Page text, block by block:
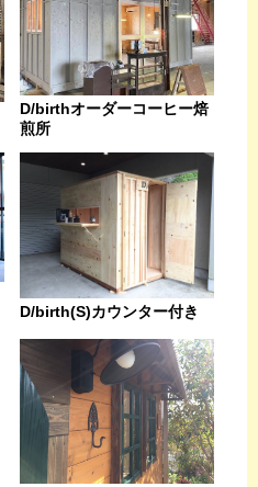
D/birthオーダーコーヒー焙
煎所
D/birth(S)カウンター付き